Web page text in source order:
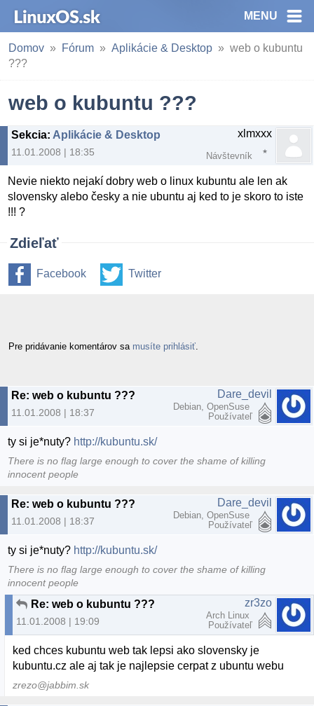
MENU
Domov Fórum Aplikácie & Desktop
web o kubuntu
???
web o kubuntu ???
Sekcia: Aplikácie & Desktop
11.01.2008 | 18:35
xlmxxx
Návštevník
Nevie niekto nejakí dobry web o linux kubuntu ale len ak
slovensky alebo česky a nie ubuntu aj ked to je skoro to iste
!!! ?
Zdieľať
Facebook Twitter
Pre pridávanie komentárov sa musíte prihlásiť
Re: web o kubuntu ???
11.01.2008 | 18:37
Dare_devil
Debian, OpenSuse
Používateľ
ty si je*nuty? http://kubuntu.sk/
There is no flag large enough to cover the shame of killing
innocent people
Re: web o kubuntu ???
11.01.2008 | 18:37
Dare_devil
Debian, OpenSuse
Používateľ
ty si je*nuty? http://kubuntu.sk/
There is no flag large enough to cover the shame of killing
innocent people
Re: web o kubuntu ???
11.01.2008 | 19:09
zr3zo
Arch Linux
Používateľ
ked chces kubuntu web tak lepsi ako slovensky je
kubuntu.cz ale aj tak je najlepsie cerpat z ubuntu webu
zrezo@jabbim.sk